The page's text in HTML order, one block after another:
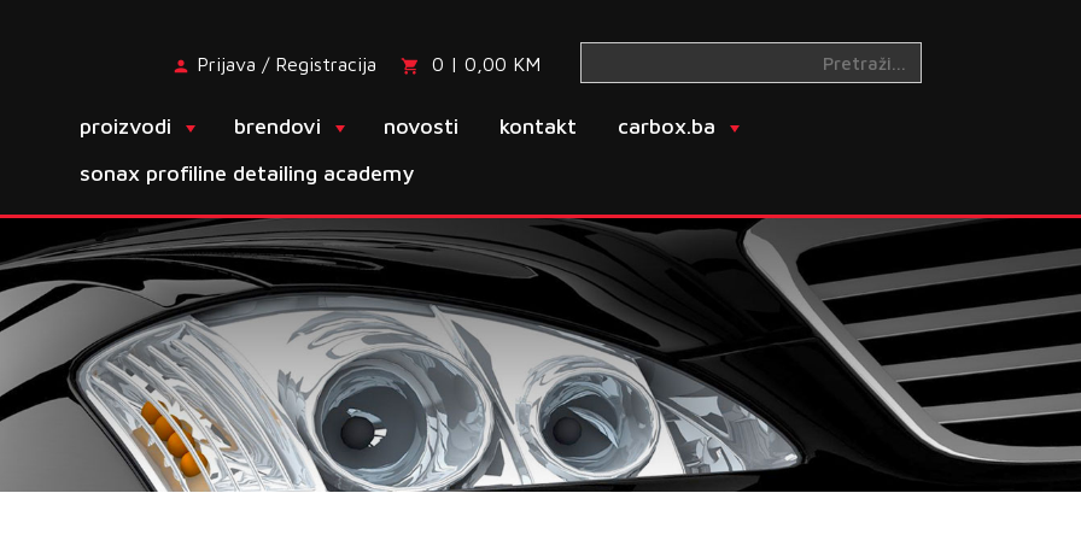
Prijava / Registracija 0 | 0,00 KM
proizvodi brendovi novosti kontakt
carbox.ba
sonax profiline detailing academy